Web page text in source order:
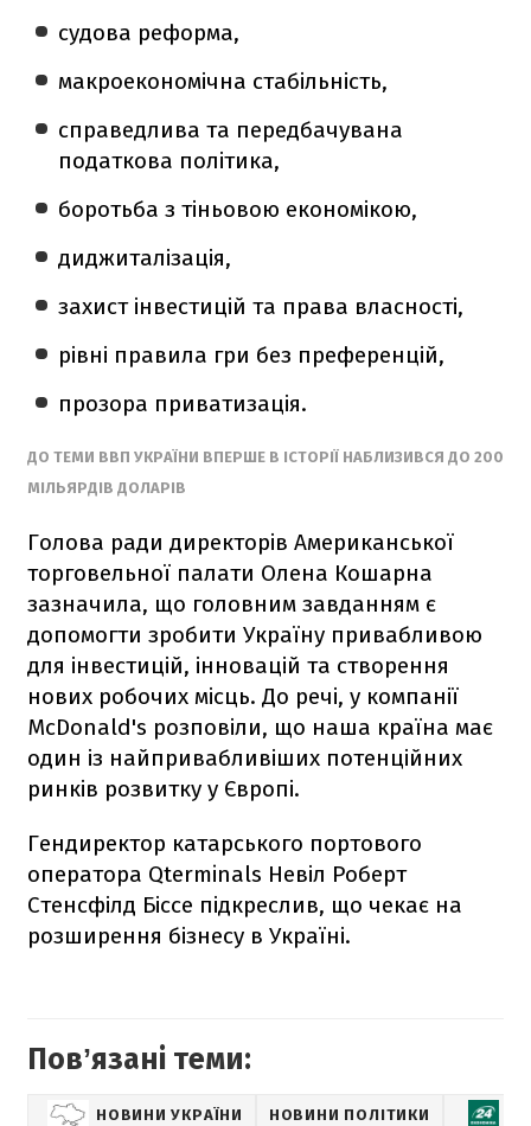
судова реформа,
макроекономічна стабільність,
справедлива та передбачувана
податкова політика,
боротьба з тіньовою економікою,
диджиталізація,
захист інвестицій та права власності,
рівні правила гри без преференцій,
прозора приватизація.
ДО ТЕМИ ВВП УКРАЇНИ ВПЕРШЕ В ІСТОРІЇ НАБЛИЗИВСЯ ДО 200
МІЛЬЯРДІВ ДОЛАРІВ
Голова ради директорів Американської
торговельної палати Олена Кошарна
зазначила, що головним завданням є
допомогти зробити Україну привабливою
для інвестицій, інновацій та створення
нових робочих місць. До речі, у компанії
McDonald's розповіли, що наша країна має
один із найпривабливіших потенційних
ринків розвитку у Європі.
Гендиректор катарського портового
оператора Qterminals Невіл Роберт
Стенсфілд Біссе підкреслив, що чекає на
розширення бізнесу в Україні.
Повʼязані теми:
НОВИНИ УКРАЇНИ НОВИНИ ПОЛІТИКИ